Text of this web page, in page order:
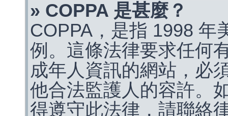
» COPPA 是甚麼？
COPPA，是指 1998 年
例。這條法律要求任何
成年人資訊的網站，必
他合法監護人的容許。
得遵守此法律，請聯絡